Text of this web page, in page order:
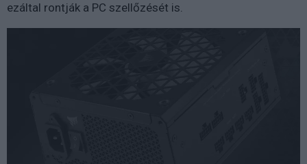
ezáltal rontják a PC szellőzését is.